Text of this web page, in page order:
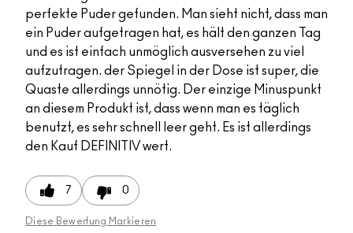
perfekte Puder gefunden. Man sieht nicht, dass man
ein Puder aufgetragen hat, es hält den ganzen Tag
und es ist einfach unmöglich ausversehen zu viel
aufzutragen. der Spiegel in der Dose ist super, die
Quaste allerdings unnötig. Der einzige Minuspunkt
an diesem Produkt ist, dass wenn man es täglich
benutzt, es sehr schnell leer geht. Es ist allerdings
den Kauf DEFINITIV wert.
7 0
Diese Bewertung Markieren